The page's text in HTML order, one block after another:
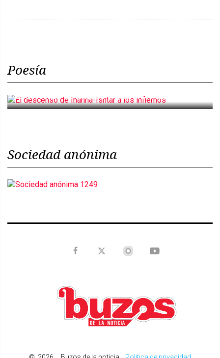
Poesía
El descenso de Inanna-Ishtar a los infiernos
Sociedad anónima